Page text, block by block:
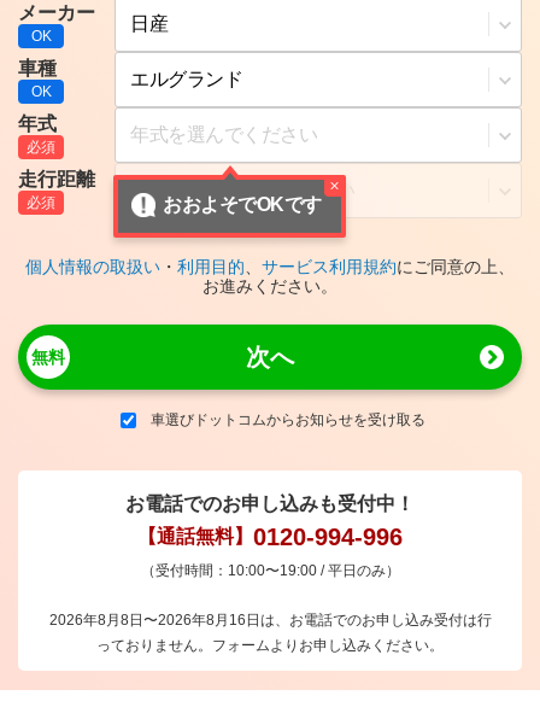
メーカー
車種
年式
おおよそでOKです
走行距離
個人情報の取扱い ・ 利用目的 サービス利用規約にご同意の上、
お進みください。
次へ
車選びドットコムからお知らせを受け取る
お電話でのお申し込みも受付中！
【通話無料】 0120-994-996
（受付時間：10:00〜19:00 / 平日のみ）
2026年8月8日〜2026年8月16日は、お電話でのお申し込み受付は行
っておりません。フォームよりお申し込みください。